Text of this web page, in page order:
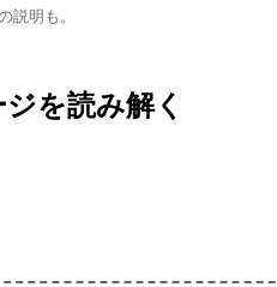
説明も。
を読み解く